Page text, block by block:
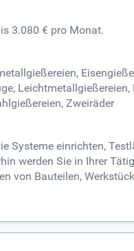
3.080 € pro Monat.
Zweiräder
Systeme einrichten,
werden Sie in Ihrer
von Bauteilen,